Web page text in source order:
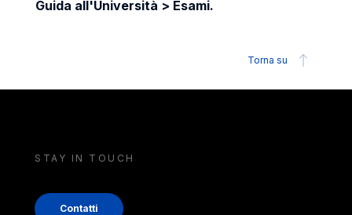
Guida all'Università > Esami.
Torna su
STAY IN TOUCH
Contatti